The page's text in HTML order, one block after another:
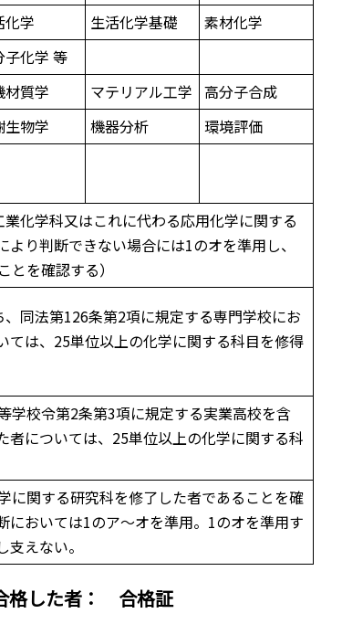
化学 生活化学基礎
素材化学
子化学 等
材質学 マテリアル工学 高分子合成
生物学 機器分析
環境評価
化学科又はこれに代わる応用化学に関する
り判断できない場合には1のオを準用し、
を確認する）
同法第126条第2項に規定する専門学校にお
ては、25単位以上の化学に関する科目を修得
学校令第2条第3項に規定する実業高校を含
については、25単位以上の化学に関する科
に関する研究科を修了した者であることを確
おいては1のア～オを準用。1のオを準用す
えない。
格した者： 合格証